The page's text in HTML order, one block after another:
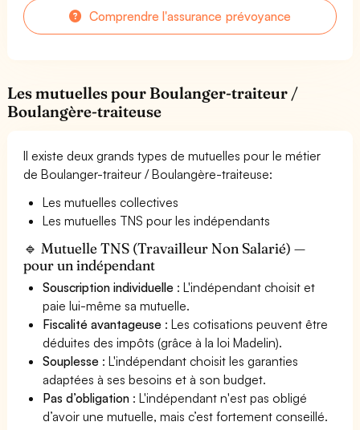
Comprendre l'assurance prévoyance
Les mutuelles pour Boulanger-traiteur /
Boulangère-traiteuse
Il existe deux grands types de mutuelles pour le métier
de Boulanger-traiteur / Boulangère-traiteuse:
Les mutuelles collectives
Les mutuelles TNS pour les indépendants
🔹 Mutuelle TNS (Travailleur Non Salarié) —
pour un indépendant
Souscription individuelle : L'indépendant choisit et
paie lui-même sa mutuelle.
Fiscalité avantageuse : Les cotisations peuvent être
déduites des impôts (grâce à la loi Madelin).
Souplesse : L'indépendant choisit les garanties
adaptées à ses besoins et à son budget.
Pas d’obligation : L'indépendant n'est pas obligé
d’avoir une mutuelle, mais c’est fortement conseillé.